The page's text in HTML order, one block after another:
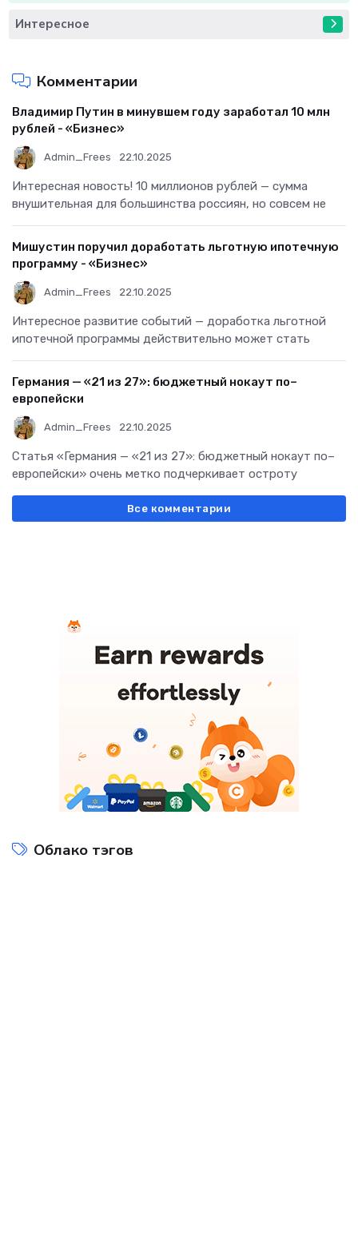
Интересное
Комментарии
Владимир Путин в минувшем году заработал 10 млн
рублей - «Бизнес»
Admin_Frees 22.10.2025
Интересная новость! 10 миллионов рублей — сумма
внушительная для большинства россиян, но совсем не
Мишустин поручил доработать льготную ипотечную
программу - «Бизнес»
Admin_Frees 22.10.2025
Интересное развитие событий — доработка льготной
ипотечной программы действительно может стать
Германия — «21 из 27»: бюджетный нокаут по–
европейски
Admin_Frees 22.10.2025
Статья «Германия — «21 из 27»: бюджетный нокаут по–
европейски» очень метко подчеркивает остроту
Все комментарии
Облако тэгов